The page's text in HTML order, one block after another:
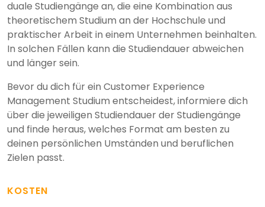
duale Studiengänge an, die eine Kombination aus
theoretischem Studium an der Hochschule und
praktischer Arbeit in einem Unternehmen beinhalten.
In solchen Fällen kann die Studiendauer abweichen
und länger sein.
Bevor du dich für ein Customer Experience
Management Studium entscheidest, informiere dich
über die jeweiligen Studiendauer der Studiengänge
und finde heraus, welches Format am besten zu
deinen persönlichen Umständen und beruflichen
Zielen passt.
KOSTEN